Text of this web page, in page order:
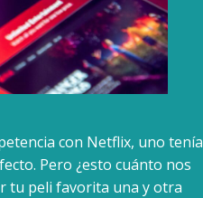
con Netflix, uno tenía
Pero ¿esto cuánto nos
tu peli favorita una y otra